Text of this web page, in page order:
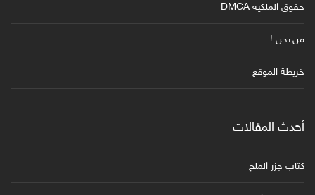
حقوق الملكية DMCA
من نحن !
خريطة الموقع
أحدث المقالات
كتاب جزر الملح